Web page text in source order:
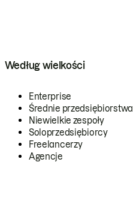
Według wielkości
Enterprise
Średnie przedsiębiorstwa
Niewielkie zespoły
Soloprzedsiębiorcy
Freelancerzy
Agencje